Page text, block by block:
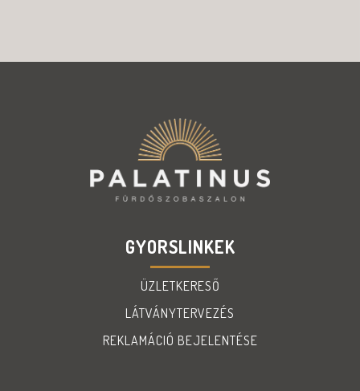
GYORSLINKEK
ÜZLETKERESŐ
LÁTVÁNYTERVEZÉS
REKLAMÁCIÓ BEJELENTÉSE